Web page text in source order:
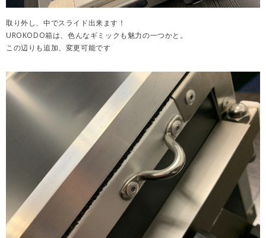
取り外し、中でスライド出来ます！
UROKODO箱は、色んなギミックも魅力の一つかと。
この辺りも追加、変更可能です